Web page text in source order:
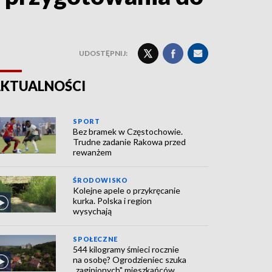
UDOSTĘPNIJ:
SPORT
Bez bramek w Częstochowie.
Trudne zadanie Rakowa przed
rewanżem
ŚRODOWISKO
Kolejne apele o przykręcanie
kurka. Polska i region
wysychają
SPOŁECZNE
544 kilogramy śmieci rocznie
na osobę? Ogrodzieniec szuka
„zaginionych" mieszkańców